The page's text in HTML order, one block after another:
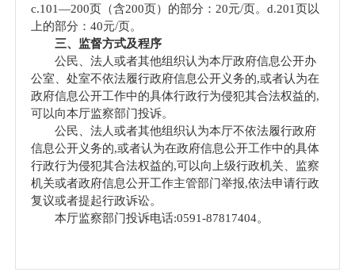
c.101—200页（含200页）的部分：20元/页。d.201页以
上的部分：40元/页。
三、监督方式及程序
公民、法人或者其他组织认为本厅政府信息公开办
公室、处室不依法履行政府信息公开义务的,或者认为在
政府信息公开工作中的具体行政行为侵犯其合法权益的,
可以向本厅监察部门投诉。
公民、法人或者其他组织认为本厅不依法履行政府
信息公开义务的,或者认为在政府信息公开工作中的具体
行政行为侵犯其合法权益的,可以向上级行政机关、监察
机关或者政府信息公开工作主管部门举报,依法申请行政
复议或者提起行政诉讼。
本厅监察部门投诉电话:0591-87817404。